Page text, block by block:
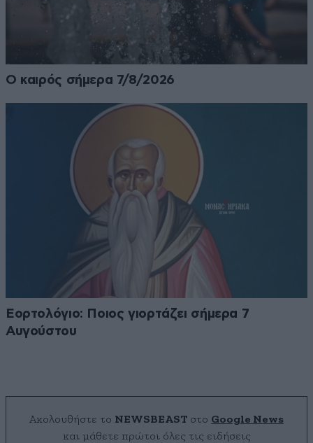
Ο καιρός σήμερα 7/8/2026
Εορτολόγιο: Ποιος γιορτάζει σήμερα 7
Αυγούστου
Ακολουθήστε το NEWSBEAST στο Google News
και μάθετε πρώτοι όλες τις ειδήσεις